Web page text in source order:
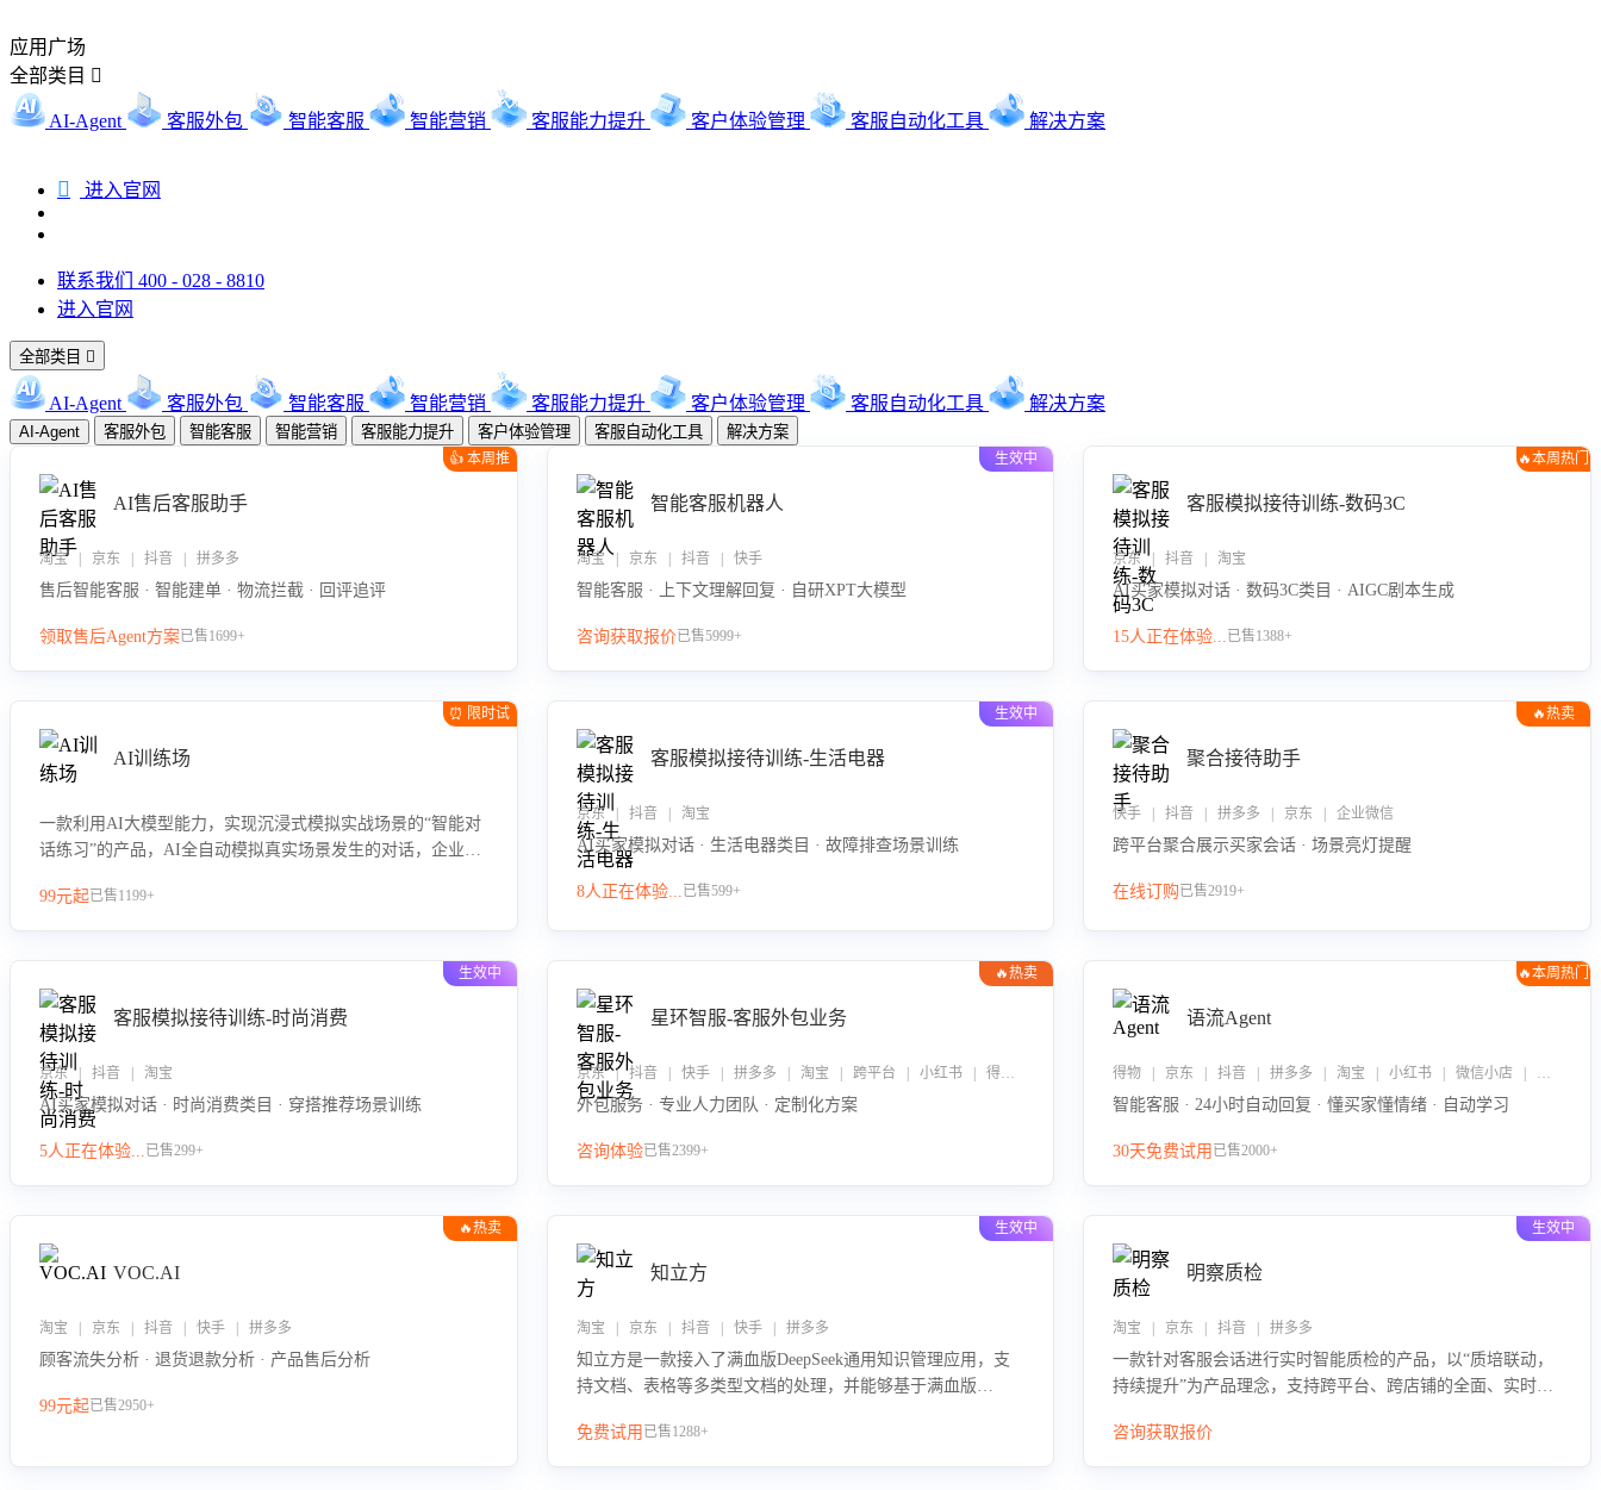
应用广场
全部类目 
AI-Agent 客服外包 智能客服 智能营销 客服能力提升 客户体验管理 客服自动化工具 解决方案
 进入官网
联系我们 400 - 028 - 8810
进入官网
全部类目 
AI-Agent 客服外包 智能客服 智能营销 客服能力提升 客户体验管理 客服自动化工具 解决方案
AI-Agent 客服外包 智能客服 智能营销 客服能力提升 客户体验管理 客服自动化工具 解决方案
👍 本周推
AI售后客服助手
淘宝 | 京东 | 抖音 | 拼多多
售后智能客服 · 智能建单 · 物流拦截 · 回评追评
领取售后Agent方案已售1699+
生效中
智能客服机器人
淘宝 | 京东 | 抖音 | 快手
智能客服 · 上下文理解回复 · 自研XPT大模型
咨询获取报价已售5999+
🔥本周热门
客服模拟接待训练-数码3C
京东 | 抖音 | 淘宝
AI买家模拟对话 · 数码3C类目 · AIGC剧本生成
15人正在体验...已售1388+
⏰ 限时试
AI训练场
一款利用AI大模型能力，实现沉浸式模拟实战场景的“智能对
话练习”的产品，AI全自动模拟真实场景发生的对话，企业可
力。
99元起已售1199+
生效中
客服模拟接待训练-生活电器
京东 | 抖音 | 淘宝
AI买家模拟对话 · 生活电器类目 · 故障排查场景训练
8人正在体验...已售599+
🔥热卖
聚合接待助手
快手 | 抖音 | 拼多多 | 京东 | 企业微信
跨平台聚合展示买家会话 · 场景亮灯提醒
在线订购已售2919+
生效中
客服模拟接待训练-时尚消费
京东 | 抖音 | 淘宝
AI买家模拟对话 · 时尚消费类目 · 穿搭推荐场景训练
5人正在体验...已售299+
🔥热卖
星环智服-客服外包业务
京东 | 抖音 | 快手 | 拼多多 | 淘宝 | 跨平台 | 小红书 | 得物 | 企业微信
外包服务 · 专业人力团队 · 定制化方案
咨询体验已售2399+
🔥本周热门
语流Agent
得物 | 京东 | 抖音 | 拼多多 | 淘宝 | 小红书 | 微信小店 | 快手 | 唯品会
智能客服 · 24小时自动回复 · 懂买家懂情绪 · 自动学习
30天免费试用 已售2000+
🔥热卖
VOC.AI
淘宝 | 京东 | 抖音 | 快手 | 拼多多
顾客流失分析 · 退货退款分析 · 产品售后分析
99元起已售2950+
生效中
知立方
淘宝 | 京东 | 抖音 | 快手 | 拼多多
知立方是一款接入了满血版DeepSeek通用知识管理应用，支
持文档、表格等多类型文档的处理，并能够基于满血版
识支持，帮助用户高效管理和利用知识资源。通过该产品，
免费试用 已售1288+
生效中
明察质检
淘宝 | 京东 | 抖音 | 拼多多
一款针对客服会话进行实时智能质检的产品，以“质培联动，
持续提升”为产品理念，支持跨平台、跨店铺的全面、实时、
团队的销服能力。
咨询获取报价